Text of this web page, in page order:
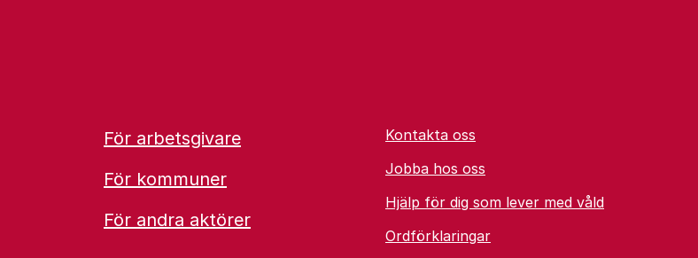
För arbetsgivare
För kommuner
För andra aktörer
Kontakta oss
Jobba hos oss
Hjälp för dig som lever med våld
Ordförklaringar